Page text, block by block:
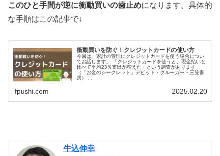
このひと手間が逆に衝動買いの歯止めになります。具体的
な手順はこの記事で↓
衝動買いを防ぐ！クレジットカードの使い方
今回は、家計の管理にクレジットカードを使う場合につい
てお話します。 「クレジットカードを使うと、現金払いと
比べて平均23％支出が増えた」という調査があります
（「お金のシークレット」デビッド・クルーガー・三笠書
房） ...
fpushi.com 2025.02.20
牛込伸幸